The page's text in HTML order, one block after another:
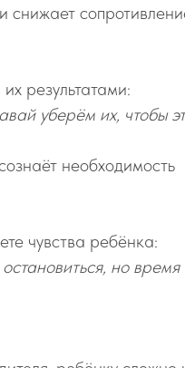
снижает
результатами:
уберём их, чтобы
необходимость
чувства ребёнка:
но время